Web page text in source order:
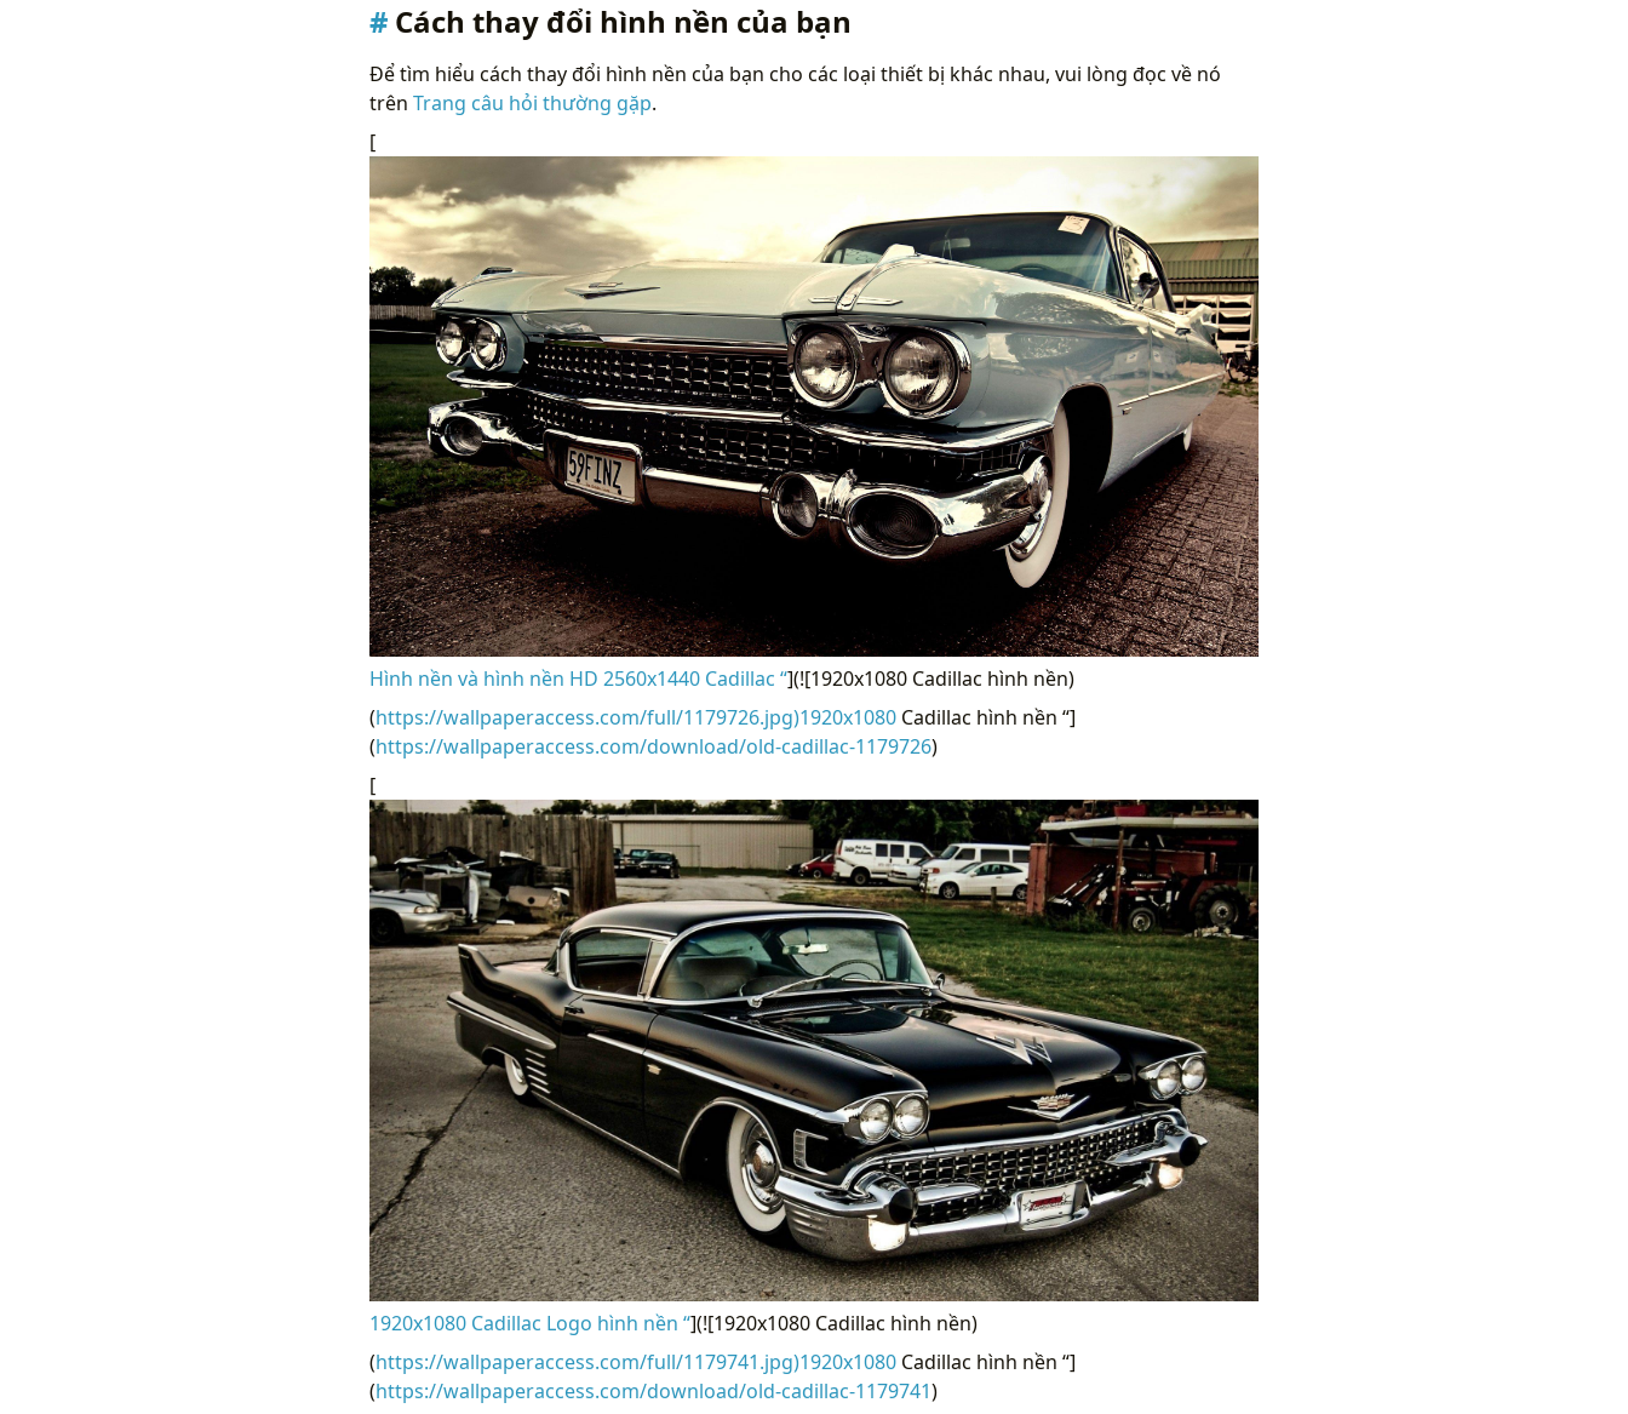
Cách thay đổi hình nền của bạn
Để tìm hiểu cách thay đổi hình nền của bạn cho các loại thiết bị khác nhau, vui lòng đọc về nó
trên Trang câu hỏi thường gặp.
[
Hình nền và hình nền HD 2560x1440 Cadillac “](![1920x1080 Cadillac hình nền)
(https://wallpaperaccess.com/full/1179726.jpg)1920x1080Cadillac hình nền “]
(https://wallpaperaccess.com/download/old-cadillac-1179726)
[
1920x1080 Cadillac Logo hình nền “](![1920x1080 Cadillac hình nền)
(https://wallpaperaccess.com/full/1179741.jpg)1920x1080Cadillac hình nền “]
(https://wallpaperaccess.com/download/old-cadillac-1179741)